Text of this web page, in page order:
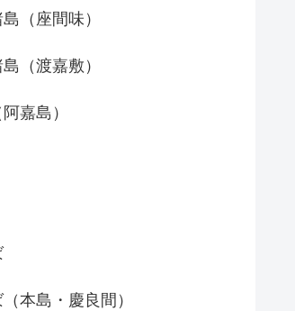
（座間味）
（渡嘉敷）
嘉島）
本島・慶良間）